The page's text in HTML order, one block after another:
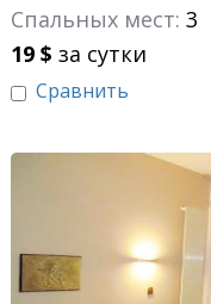
Спальных мест: 3
19 $ за сутки
Сравнить